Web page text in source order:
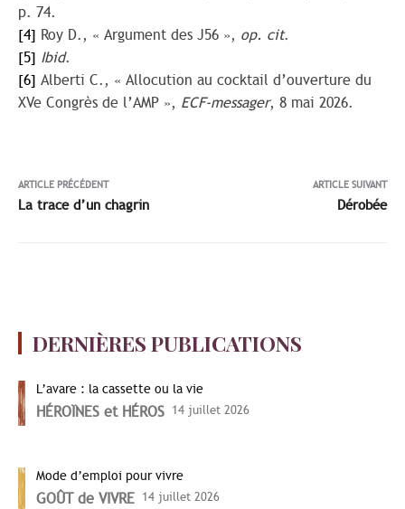
p. 74.
[4] Roy D., « Argument des J56 », op. cit.
[5] Ibid.
[6] Alberti C., « Allocution au cocktail d’ouverture du
XVe Congrès de l’AMP », ECF-messager, 8 mai 2026.
ARTICLE PRÉCÉDENT
La trace d’un chagrin
ARTICLE SUIVANT
Dérobée
DERNIÈRES PUBLICATIONS
L’avare : la cassette ou la vie
HÉROÏNES et HÉROS 14 juillet 2026
Mode d’emploi pour vivre
GOÛT de VIVRE 14 juillet 2026